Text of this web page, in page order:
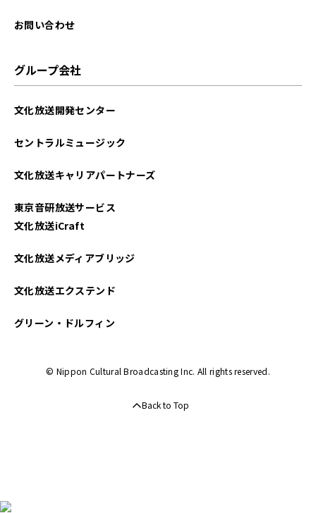
お問い合わせ
グループ会社
文化放送開発センター
セントラルミュージック
文化放送キャリアパートナーズ
東京音研放送サービス
文化放送iCraft
文化放送メディアブリッジ
文化放送エクステンド
グリーン・ドルフィン
© Nippon Cultural Broadcasting Inc. All rights reserved.
Back to Top